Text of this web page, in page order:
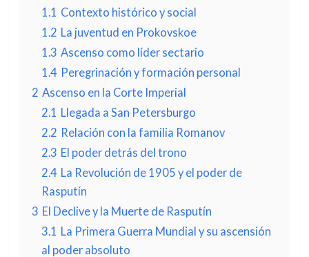
1.1 Contexto histórico y social
1.2 La juventud en Prokovskoe
1.3 Ascenso como líder sectario
1.4 Peregrinación y formación personal
2 Ascenso en la Corte Imperial
2.1 Llegada a San Petersburgo
2.2 Relación con la familia Romanov
2.3 El poder detrás del trono
2.4 La Revolución de 1905 y el poder de
Rasputín
3 El Declive y la Muerte de Rasputín
3.1 La Primera Guerra Mundial y su ascensión
al poder absoluto